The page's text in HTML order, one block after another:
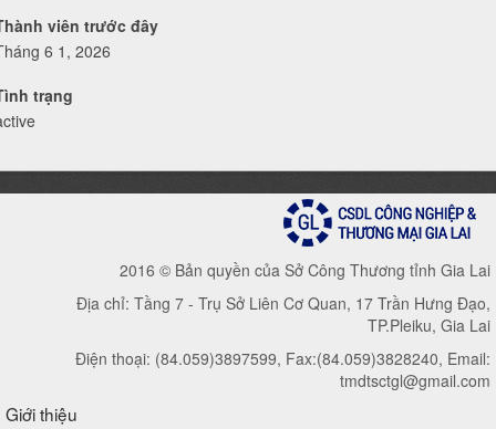
viên trước đây
6 1, 2026
trạng
2016 © Bản quyền của Sở Công Thương tỉnh Gia Lai
Địa chỉ: Tầng 7 - Trụ Sở Liên Cơ Quan, 17 Trần Hưng Đạo,
TP.Pleiku, Gia Lai
Điện thoại: (84.059)3897599, Fax:(84.059)3828240, Email:
tmdtsctgl@gmail.com
Giới thiệu